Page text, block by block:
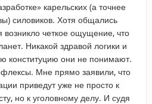
карельских (а точнее
силовиков. Хотя общались
четкое ощущение, что
Никакой здравой логики и
конституцию они не понимают.
Мне прямо заявили, что
приведут уже не просто к
но к уголовному делу. И судя